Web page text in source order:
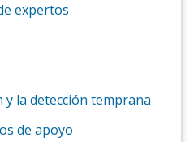
expertos
y la detección temprana
de apoyo